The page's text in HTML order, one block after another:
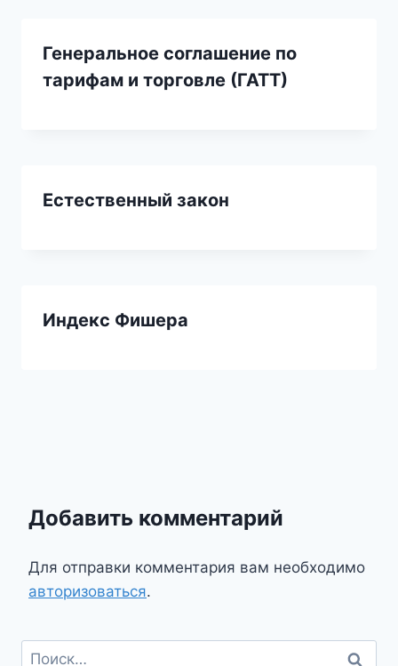
Генеральное соглашение по
тарифам и торговле (ГАТТ)
Естественный закон
Индекс Фишера
Добавить комментарий
Для отправки комментария вам необходимо
авторизоваться.
Найти: